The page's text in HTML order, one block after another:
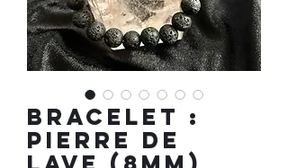
Bracelet :
Pierre de